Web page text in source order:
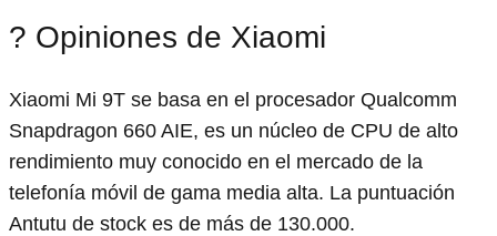
? Opiniones de Xiaomi
Xiaomi Mi 9T se basa en el procesador Qualcomm
Snapdragon 660 AIE, es un núcleo de CPU de alto
rendimiento muy conocido en el mercado de la
telefonía móvil de gama media alta. La puntuación
Antutu de stock es de más de 130.000.